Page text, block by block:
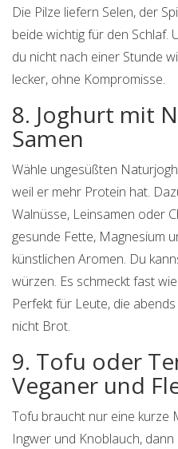
Die Pilze liefern Selen, der
beide wichtig für den Schlaf.
du nicht nach einer Stunde
lecker, ohne Kompromisse.
8. Joghurt mit
Samen
Wähle ungesüßten
weil er mehr Protein hat.
Walnüsse, Leinsamen oder
gesunde Fette, Magnesium
künstlichen Aromen. Du
würzen. Es schmeckt fast
Perfekt für Leute, die
nicht Brot.
9. Tofu oder
Veganer und
Tofu braucht nur eine kurze
Ingwer und Knoblauch,